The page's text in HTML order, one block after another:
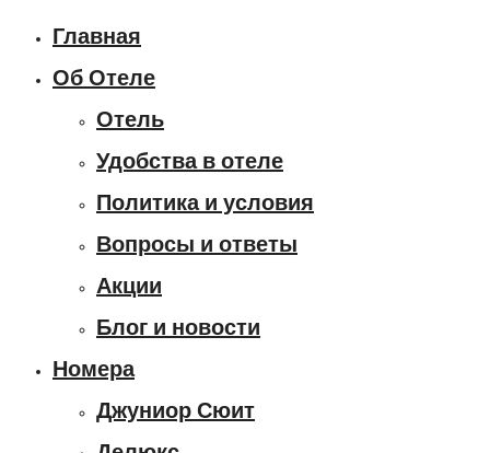
Главная
Об Отеле
Отель
Удобства в отеле
Политика и условия
Вопросы и ответы
Акции
Блог и новости
Номера
Джуниор Сюит